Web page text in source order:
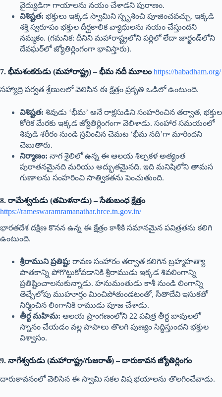
వైద్యుడిగా గాయాలను నయం చేశాడని పురాణం.
విశిష్టత: భక్తులు ఇక్కడ స్వామిని స్పృశించి పూజించవచ్చు. ఇక్కడి
శక్తి స్వరూపం భక్తుల దీర్ఘకాలిక వ్యాధులను నయం చేస్తుందని
నమ్మకం. (గమనిక: దీనిని మహారాష్ట్రలోని పర్లిలో లేదా జార్ఖండ్‌లోని
దేవఘర్‌లో జ్యోతిర్లింగంగా భావిస్తారు).
7. భీమశంకరుడు (మహారాష్ట్ర) – భీమ నదీ మూలం https://babadham.org/
సహ్యాద్రి పర్వత శ్రేణులలో వెలిసిన ఈ క్షేత్రం ప్రకృతి ఒడిలో ఉంటుంది.
విశిష్టత: శివుడు ‘భీమ’ అనే రాక్షసుడిని సంహరించిన తర్వాత, భక్తుల
కోరిక మేరకు ఇక్కడ జ్యోతిర్లింగంగా వెలిశాడు. సంహార సమయంలో
శివుడి శరీరం నుండి స్రవించిన చెమట ‘భీమ నది’గా మారిందని
చెబుతారు.
నిర్మాణం: నాగ శైలిలో ఉన్న ఈ ఆలయ శిల్పకళ అత్యంత
పురాతనమైనది మరియు అద్భుతమైనది. ఇది మనిషిలోని తామస
గుణాలను సంహరించి సాత్వికతను పెంచుతుంది.
8. రామేశ్వరుడు (తమిళనాడు) – సేతుబంధ క్షేత్రం
https://rameswaramramanathar.hrce.tn.gov.in/
భారతదేశ దక్షిణ కొనన ఉన్న ఈ క్షేత్రం కాశీకి సమానమైన పవిత్రతను కలిగి
ఉంటుంది.
శ్రీరాముని ప్రతిష్ట: రావణ సంహారం తర్వాత కలిగిన బ్రహ్మహత్యా
పాతకాన్ని పోగొట్టుకోవడానికి శ్రీరాముడు ఇక్కడ శివలింగాన్ని
ప్రతిష్టించాలనుకున్నాడు. హనుమంతుడు కాశీ నుండి లింగాన్ని
తెచ్చేలోపు ముహూర్తం మించిపోతుండటంతో, సీతాదేవి ఇసుకతో
నిర్మించిన లింగానికి రాముడు పూజ చేశాడు.
తీర్థ మహిమ: ఆలయ ప్రాంగణంలోని 22 పవిత్ర తీర్థ బావులలో
స్నానం చేయడం వల్ల పాపాలు తొలగి పుణ్యం సిద్ధిస్తుందని భక్తుల
విశ్వాసం.
9. నాగేశ్వరుడు (మహారాష్ట్ర/గుజరాత్) – దారుకావన జ్యోతిర్లింగం
దారుకావనంలో వెలిసిన ఈ స్వామి సకల విష భయాలను తొలగించేవాడు.